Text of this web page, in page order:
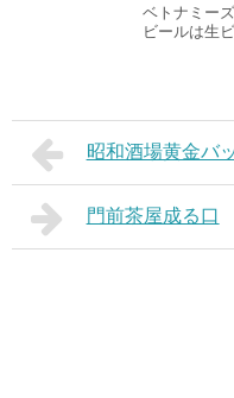
ベトナミー
ビールは生
昭和酒場黄金バ
門前茶屋成る口